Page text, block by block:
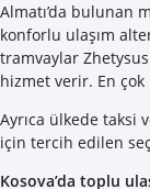
Almatı’da bulunan
konforlu ulaşım
tramvaylar
hizmet verir. En
Ayrıca ülkede taksi
için tercih edilen
Kosova’da toplu